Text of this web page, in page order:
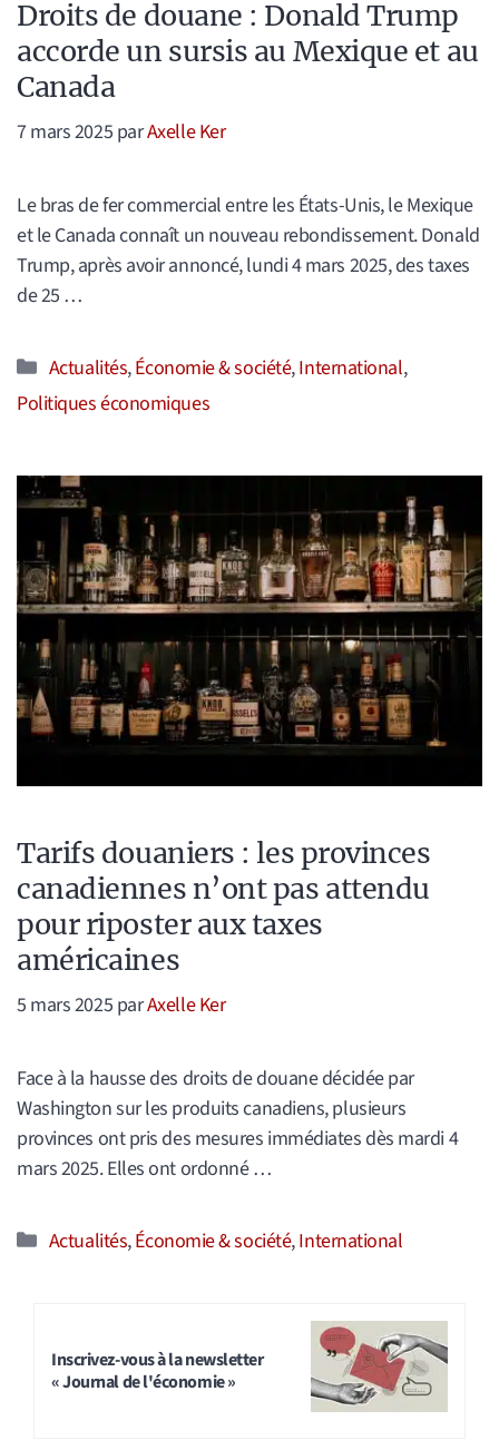
Droits de douane : Donald Trump
accorde un sursis au Mexique et au
Canada
7 mars 2025 parAxelle Ker
Le bras de fer commercial entre les États-Unis, le Mexique
et le Canada connaît un nouveau rebondissement. Donald
Trump, après avoir annoncé, lundi 4 mars 2025, des taxes
de 25 …
Catégories
Actualités,Économie & société,International,
Politiques économiques
Tarifs douaniers : les provinces
canadiennes n’ont pas attendu
pour riposter aux taxes
américaines
5 mars 2025 parAxelle Ker
Face à la hausse des droits de douane décidée par
Washington sur les produits canadiens, plusieurs
provinces ont pris des mesures immédiates dès mardi 4
mars 2025. Elles ont ordonné …
Catégories
Actualités,Économie & société,International
Inscrivez-vous à la newsletter
« Journal de l'économie »